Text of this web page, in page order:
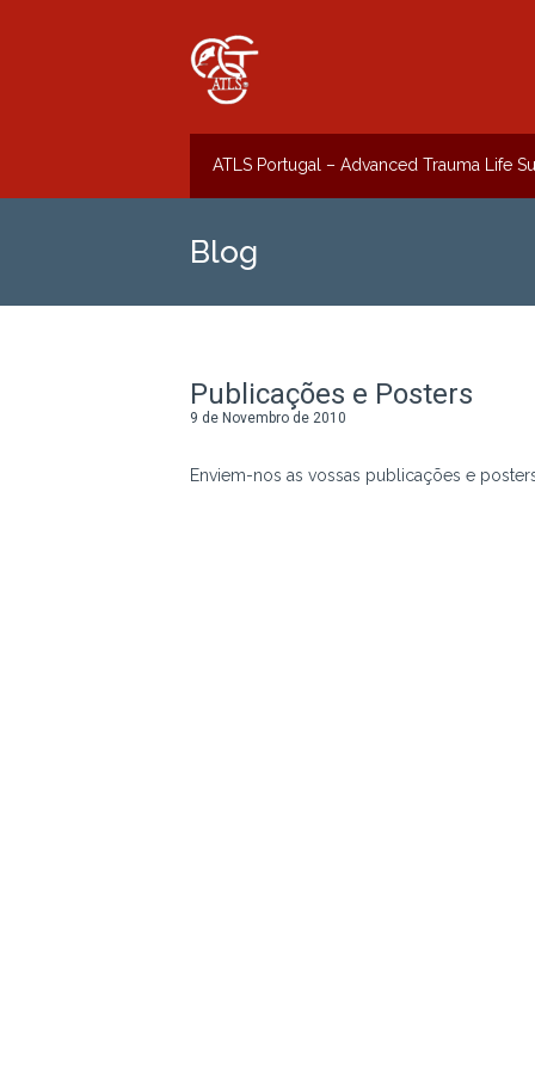
ATLS Portugal – Advanced Trauma Life
Blog
Publicações e Posters
9 de Novembro de 2010
Enviem-nos as vossas publicações e